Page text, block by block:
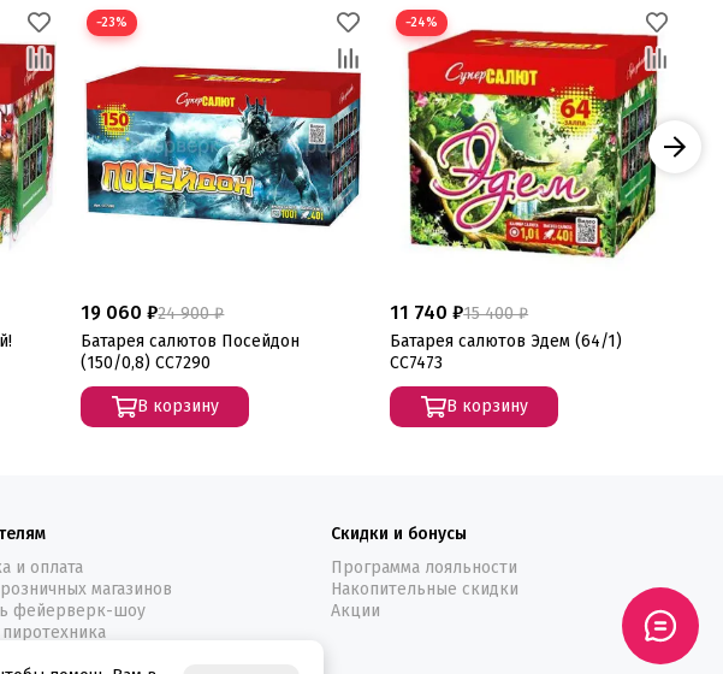
−23%
19 060 ₽24 900 ₽
Батарея салютов Посейдон
(150/0,8) СС7290
В корзину
−24%
11 740 ₽15 400 ₽
Батарея салютов Эдем (64/1)
СС7473
В корзину
и оплата
магазинов
фейерверк-шоу
Скидки и бонусы
Программа лояльности
Накопительные скидки
Акции